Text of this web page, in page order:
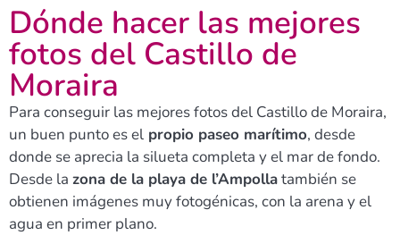
Dónde hacer las mejores
fotos del Castillo de
Moraira
Para conseguir las mejores fotos del Castillo de Moraira,
un buen punto es el propio paseo marítimo, desde
donde se aprecia la silueta completa y el mar de fondo.
Desde la zona de la playa de l’Ampollatambién se
obtienen imágenes muy fotogénicas, con la arena y el
agua en primer plano.​